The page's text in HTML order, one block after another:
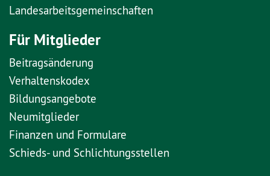
Landesarbeitsgemeinschaften
Für Mitglieder
Beitragsänderung
Verhaltenskodex
Bildungsangebote
Neumitglieder
Finanzen und Formulare
Schieds- und Schlichtungsstellen